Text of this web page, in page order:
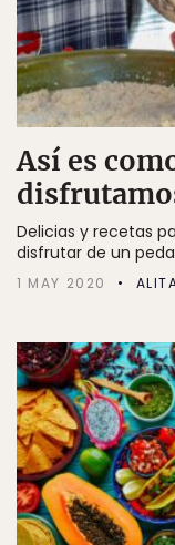
Así es
Delicias y recetas
disfrutar de un
1 MAY 2020